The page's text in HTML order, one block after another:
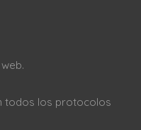
todos los protocolos